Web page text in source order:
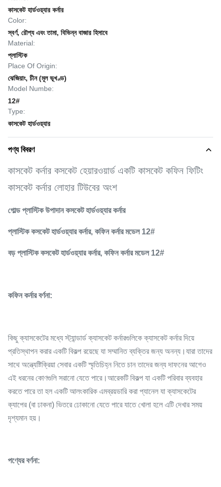
কাসকেট হার্ডওয়্যার কর্নার
Color:
স্বর্ণ, রৌপ্য এবং তামা, বিভিন্ন বাজার হিসাবে
Material:
প্লাস্টিক
Place Of Origin:
ঝেজিয়াং, চীন (মূল ভূখণ্ড)
Model Numbe:
12#
Type:
কাসকেট হার্ডওয়্যার
পণ্য বিবরণ
কাসকেট কর্নার কসকেট হেয়ারওয়ার্ড একটি কাসকেট কফিন ফিটিং
কাসকেট কর্নার লোহার টিউবের অংশ
গোল্ড প্লাস্টিক উপাদান কসকেট হার্ডওয়্যার কর্নার
প্লাস্টিক কসকেট হার্ডওয়্যার কর্নার, কফিন কর্নার মডেল 12#
বড় প্লাস্টিক কসকেট হার্ডওয়্যার কর্নার, কফিন কর্নার মডেল 12#
কফিন কর্নার বর্ণনা:
কিছু ক্যাসকেটের মধ্যে স্ট্যান্ডার্ড ক্যাসকেট কর্নারগুলিকে ক্যাসকেট কর্নার দিয়ে
প্রতিস্থাপন করার একটি বিকল্প রয়েছে যা সম্মানিত ব্যক্তির জন্য অনন্য।যারা তাদের
সাথে অন্ত্যেষ্টিক্রিয়া সেবার একটি স্মৃতিচিহ্ন নিতে চান তাদের জন্য দাফনের আগেও
এই ধরনের কোণগুলি সরানো যেতে পারে।আরেকটি বিকল্প যা একটি পরিবার ব্যবহার
করতে পারে তা হল একটি আলংকারিক এমব্রয়ডারি করা প্যানেল যা ক্যাসকেটের
ক্যাপের (বা ঢাকনা) ভিতরে ঢোকানো যেতে পারে যাতে খোলা হলে এটি দেখার সময়
দৃশ্যমান হয়।
পণ্যের বর্ণনা: